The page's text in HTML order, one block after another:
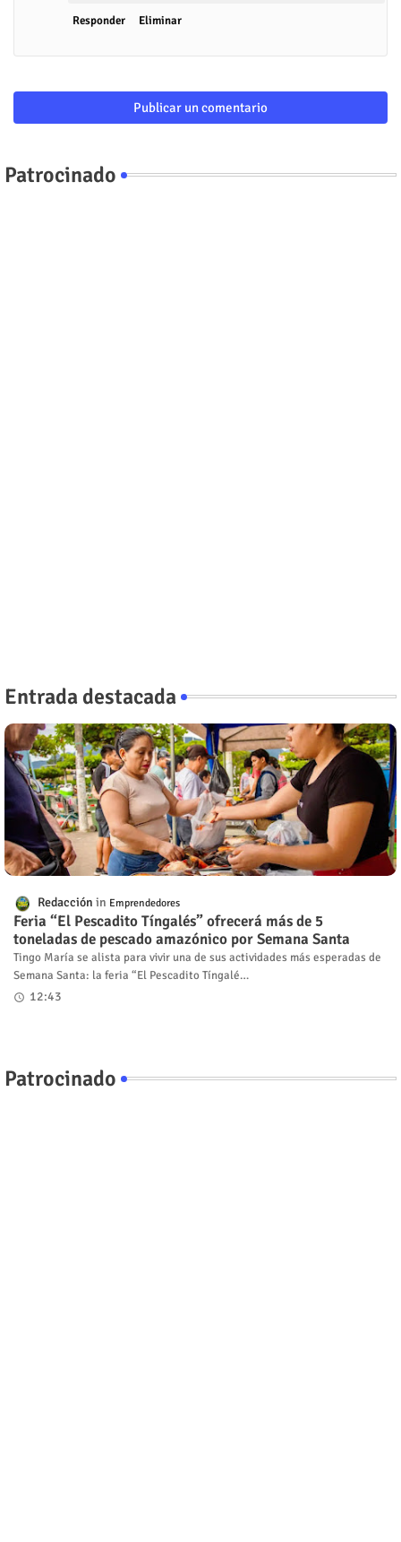
Responder Eliminar
Publicar un comentario
Patrocinado
Entrada destacada
Redacción Emprendedores
Feria “El Pescadito Tíngalés” ofrecerá más de 5
toneladas de pescado amazónico por Semana Santa
Tingo María se alista para vivir una de sus actividades más esperadas de
Semana Santa: la feria “El Pescadito Tíngalé…
12:43
Patrocinado